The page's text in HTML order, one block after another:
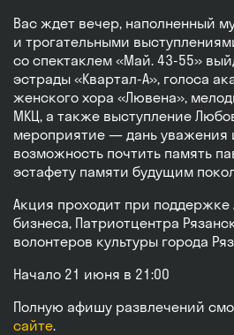
Вас ждет вечер, наполненный
и трогательными
со спектаклем «Май. 43-55»
эстрады «Квартал-А», голоса
женского хора «Лювена»,
МКЦ, а также выступление
мероприятие — дань уважения
возможность почтить память
эстафету памяти будущим
Акция проходит при поддержке
бизнеса, Патриотцентра
волонтеров культуры города
Начало 21 июня в 21:00
Полную афишу развлечений
сайте.